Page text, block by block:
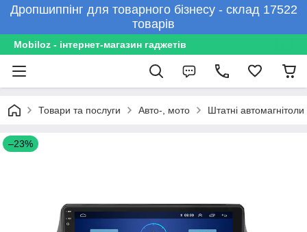
Дропшиппінг для товарного бізнесу - склад 17522
товарів
Mobiloz - інтернет-магазин гаджетів
Товари та послуги Авто-, мото Штатні автомагнітоли
–23%